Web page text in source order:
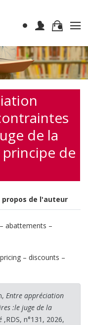
de la
de
propos de l'auteur
abattements –
– discounts –
Entre appréciation
:le juge de la
,RDS, n°131, 2026,